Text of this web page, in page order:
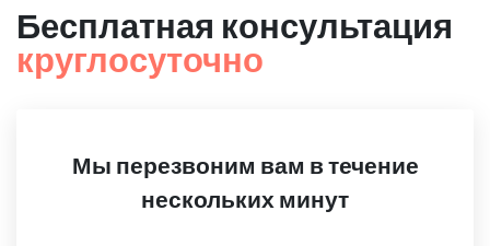
Бесплатная консультация
круглосуточно
Мы перезвоним вам в течение
нескольких минут